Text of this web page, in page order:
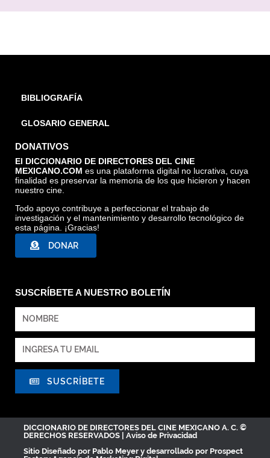
BIBLIOGRAFÍA
GLOSARIO GENERAL
DONATIVOS
El DICCIONARIO DE DIRECTORES DEL CINE
MEXICANO.COM es una plataforma digital no lucrativa, cuya
finalidad es preservar la memoria de los que hicieron y hacen
nuestro cine.
Todo apoyo contribuye a perfeccionar el trabajo de
investigación y el mantenimiento y desarrollo tecnológico de
esta página. ¡Gracias!
DONAR
SUSCRÍBETE A NUESTRO BOLETÍN
SUSCRÍBETE
DICCIONARIO DE DIRECTORES DEL CINE MEXICANO A. C. ©
DERECHOS RESERVADOS | Aviso de Privacidad
Sitio Diseñado por Pablo Meyer y desarrollado por Prospect